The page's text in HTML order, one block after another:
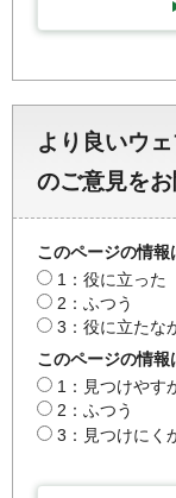
より良いウ
のご意見を
このページの情報
1：役に立った
2：ふつう
3：役に立たな
このページの情報
1：見つけやす
2：ふつう
3：見つけにく